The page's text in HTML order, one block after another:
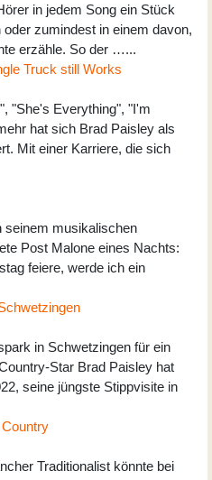
in jedem Song ein Stück
zumindest in einem davon,
erzähle. So der …...
Truck still Works
"She's Everything", "I'm
hat sich Brad Paisley als
Mit einer Karriere, die sich
seinem musikalischen
Post Malone eines Nachts:
feiere, werde ich ein
in Schwetzingen für ein
Star Brad Paisley hat
seine jüngste Stippvisite in
Traditionalist könnte bei